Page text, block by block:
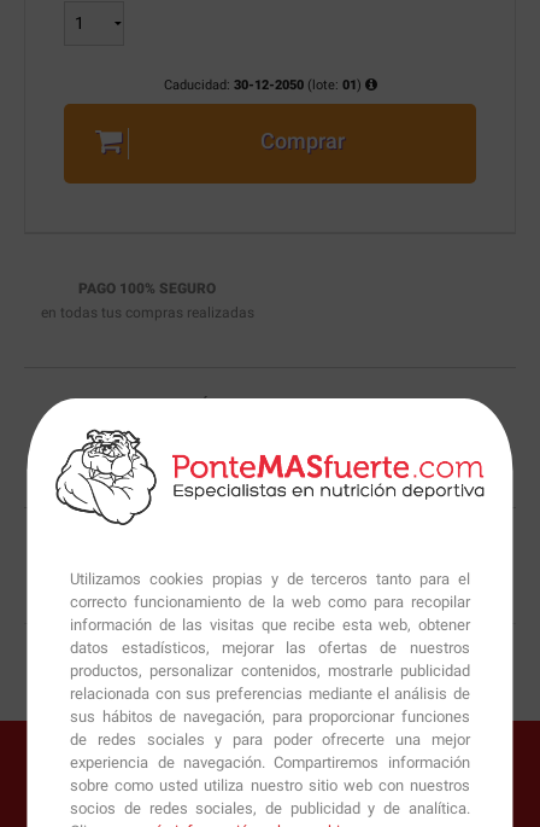
Utilizamos cookies propias y de terceros tanto para el
correcto funcionamiento de la web como para recopilar
información de las visitas que recibe esta web, obtener
datos estadísticos, mejorar las ofertas de nuestros
productos, personalizar contenidos, mostrarle publicidad
relacionada con sus preferencias mediante el análisis de
sus hábitos de navegación, para proporcionar funciones
de redes sociales y para poder ofrecerte una mejor
experiencia de navegación. Compartiremos información
sobre como usted utiliza nuestro sitio web con nuestros
socios de redes sociales, de publicidad y de analítica.
Caducidad: 30-12-2050(lote: 01)
Comprar
PAGO 100% SEGURO
en todas tus compras realizadas
ENVÍO GRATIS EN 24 HORAS
* Consultar condiciones de envío
aquí
Mejor servicio garantizado
¡HABLEMOS!
¡Oferta limitada!
Ahorra 22.06€ por cada unidad de este producto